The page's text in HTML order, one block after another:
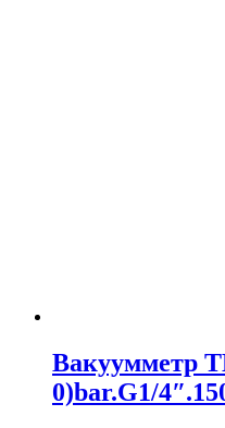
Вакуумметр
0)bar.G1/